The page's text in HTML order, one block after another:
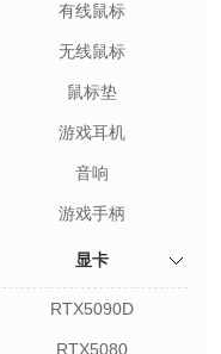
有线鼠标
无线鼠标
鼠标垫
游戏耳机
音响
游戏手柄
显卡
RTX5090D
RTX5080